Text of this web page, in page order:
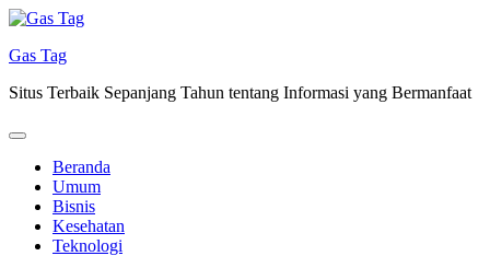
Skip
content
Gas Tag
Situs Terbaik Sepanjang Tahun tentang Informasi yang Bermanfaat
Beranda
Umum
Bisnis
Kesehatan
Teknologi